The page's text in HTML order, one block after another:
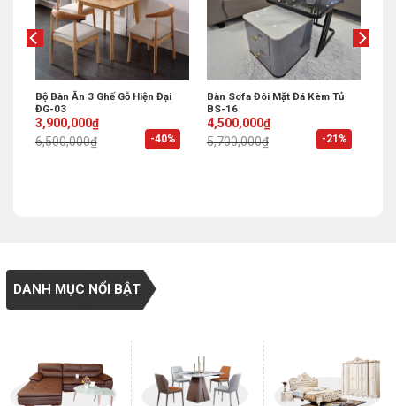
-40%
Bộ Bàn Ăn 3 Ghế Gỗ Hiện Đại
ĐG-03
6,500,000₫
Original
price
was:
3,900,000₫
Current
price
is:
-21%
Bàn Sofa Đôi Mặt Đá Kèm Tủ
BS-16
5,700,000₫
Original
price
was:
4,500,000₫
Current
price
is:
DANH MỤC NỔI BẬT